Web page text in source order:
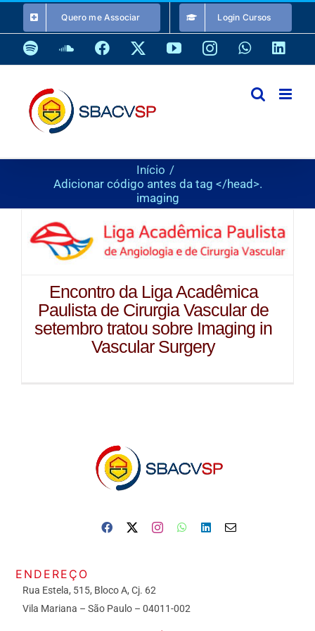
o
conteúdo
Quero me Associar Login Cursos
SpotifySoundCloud
Facebook YouTubeInstagramWhatsApp
Início
Adicionar código antes da tag </head>.
imaging
Encontro da Liga Acadêmica
Paulista de Cirurgia Vascular de
setembro tratou sobre Imaging in
Vascular Surgery
ENDEREÇO
Rua Estela, 515, Bloco A, Cj. 62
Vila Mariana – São Paulo – 04011-002